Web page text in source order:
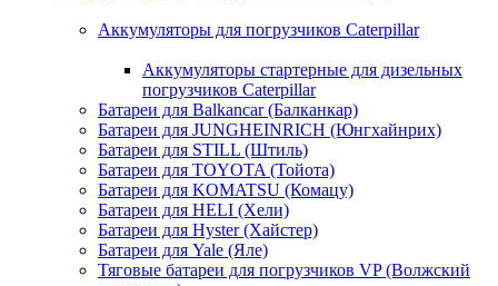
Аккумуляторы для погрузчиков Caterpillar
Аккумуляторы стартерные для дизельных
погрузчиков Caterpillar
Батареи для Balkancar (Балканкар)
Батареи для JUNGHEINRICH (Юнгхайнрих)
Батареи для STILL (Штиль)
Батареи для TOYOTA (Тойота)
Батареи для KOMATSU (Комацу)
Батареи для HELI (Хели)
Батареи для Hyster (Хайстер)
Батареи для Yale (Яле)
Тяговые батареи для погрузчиков VP (Волжский